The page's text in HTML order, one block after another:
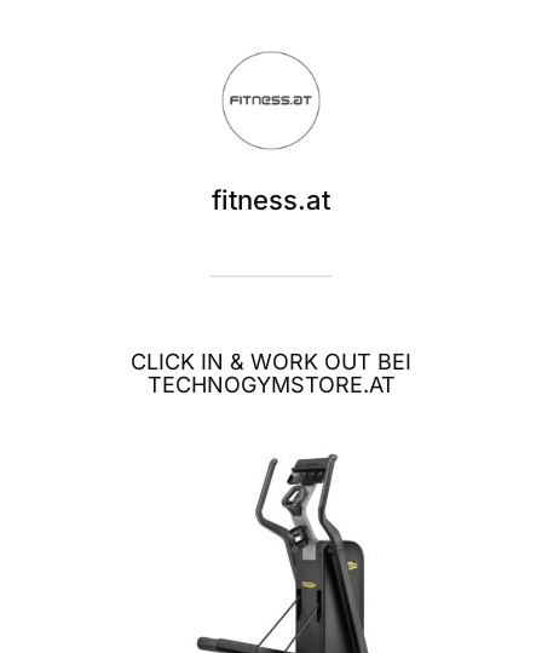
fitness.at
CLICK IN & WORK OUT BEI
TECHNOGYMSTORE.AT